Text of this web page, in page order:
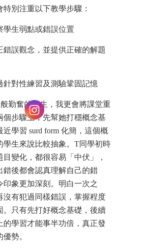
特別注重以下教學步驟：
學生弱點或錯誤位置
錯誤觀念，並提供正確的解題
針對性練習及測驗鞏固記憶
勤奮的學生，我更會將課堂重
個步驟上，先幫她打穩概念基
近學習 surd form 化簡，這個概
學生來說比較抽象。T同學初時
目變化，都很容易「中伏」，
錯後都會認真理解自己的錯
印象更加深刻。明白一次之
沒有犯過同樣錯誤，掌握程度
。只有先打好概念基礎，後續
的學習才能事半功倍，真正發
勢。